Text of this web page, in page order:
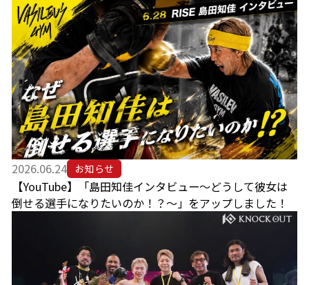
2026.06.24 お知らせ
【YouTube】「島田知佳インタビュー～どうして彼女は
倒せる選手になりたいのか！？～」をアップしました！